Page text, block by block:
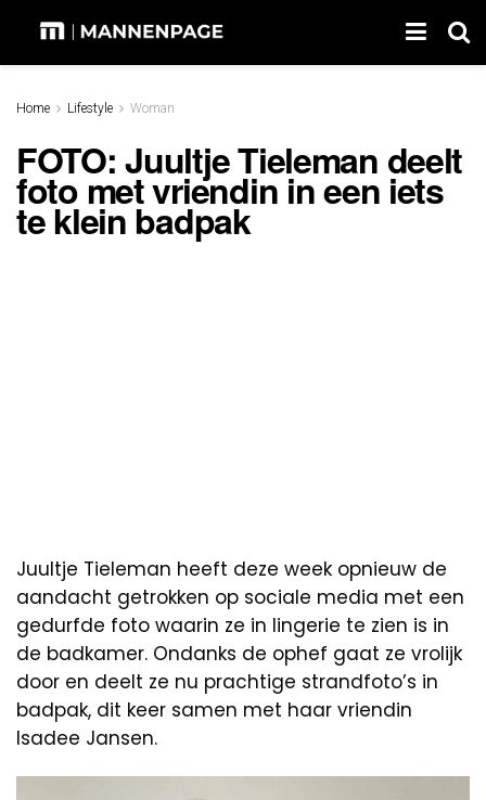
Home Lifestyle Woman
FOTO: Juultje Tieleman deelt
foto met vriendin in een iets
te klein badpak
Juultje Tieleman heeft deze week opnieuw de
aandacht getrokken op sociale media met een
gedurfde foto waarin ze in lingerie te zien is in
de badkamer. Ondanks de ophef gaat ze vrolijk
door en deelt ze nu prachtige strandfoto’s in
badpak, dit keer samen met haar vriendin
Isadee Jansen.